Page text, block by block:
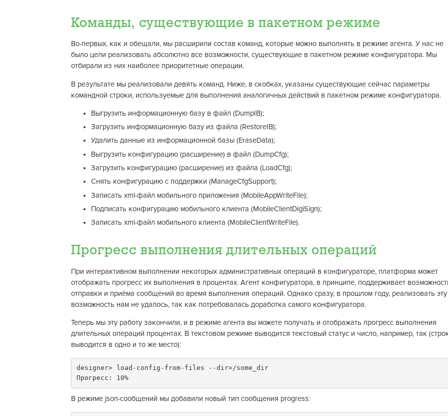
Команды, существующие в пакетном режиме
Во-первых, как и обещали, мы расширили состав команд, которые можно выполнять в режиме агента. У нас не
было цели реализовать абсолютно все возможности, существующие в пакетном режиме конфигуратора. Мы
отбирали из них наиболее приоритетные операции.
В результате мы реализовали девять команд. Ниже, в скобках, указаны существующие сейчас параметры
командной строки, используемые для выполнения аналогичных действий в пакетном режиме конфигуратора.
Выгрузить информационную базу в файл (DumpIB);
Загрузить информационную базу из файла (RestoreIB);
Удалить данные из информационной базы (EraseData);
Выгрузить конфигурацию (расширение) в файл (DumpCfg);
Загрузить конфигурацию (расширение) из файла (LoadCfg);
Снять конфигурацию с поддержки (ManageCfgSupport);
Записать xml-файл мобильного приложения (MobileAppWriteFile);
Подписать конфигурацию мобильного клиента (MobileClientDigiSign);
Записать xml-файл мобильного клиента (MobileClientWriteFile).
Прогресс выполнения длительных операций
При интерактивном выполнении некоторых административных операций в конфигураторе, платформа может
отображать прогресс их выполнения в процентах. Агент конфигуратора, в принципе, поддерживает
отправки и приёма сообщений во время выполнения операций. Однако сразу, в прошлом году, реализовать эту
возможность нам не удалось, так как потребовалась доработка самого конфигуратора.
Теперь мы эту работу закончили, и в режиме агента вы можете получать и отображать прогресс выполнения
длительных операций процентах. В текстовом режиме выводится текстовый статус и число, например, так
выводится в одно и то же место):
designer> load-config-from-files --dir=/some_dir
Прогресс: 10%
В режиме json-сообщений мы добавили новый тип сообщения progress: